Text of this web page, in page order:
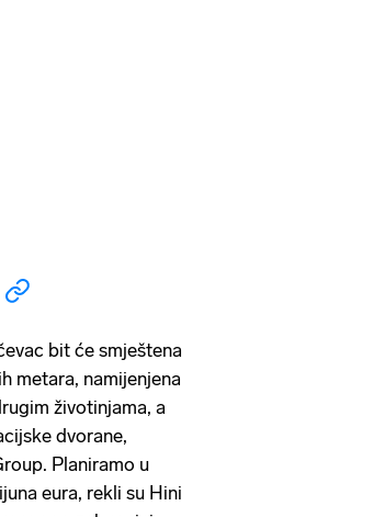
bit će smještena
metara, namijenjena
životinjama, a
dvorane,
Planiramo u
eura, rekli su Hini